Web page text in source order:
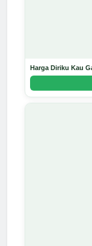
Harga Diriku Kau